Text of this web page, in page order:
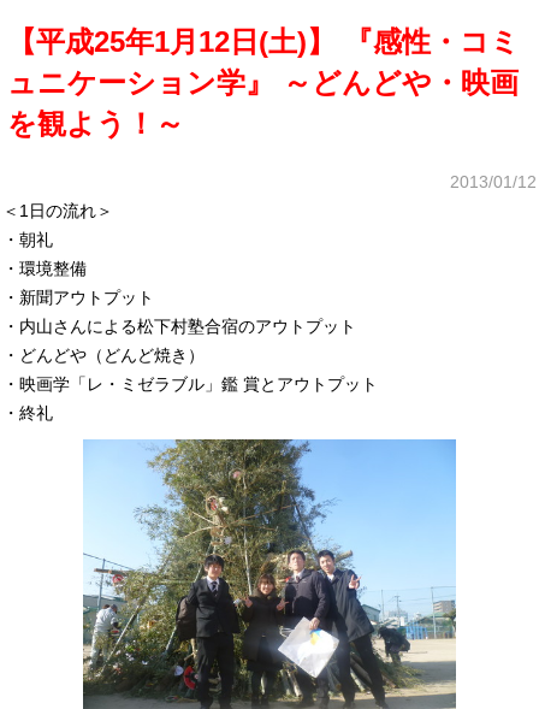
【平成25年1月12日(土)】 『感性・コミ
ュニケーション学』 ～どんどや・映画
を観よう！～
2013/01/12
＜1日の流れ＞
・朝礼
・環境整備
・新聞アウトプット
・内山さんによる松下村塾合宿のアウトプット
・どんどや（どんど焼き）
・映画学「レ・ミゼラブル」鑑 賞とアウトプット
・終礼